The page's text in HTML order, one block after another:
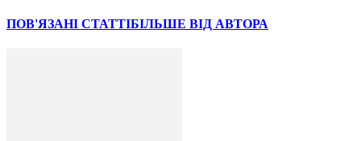
ПОВ'ЯЗАНІ СТАТТІБІЛЬШЕ ВІД АВТОРА